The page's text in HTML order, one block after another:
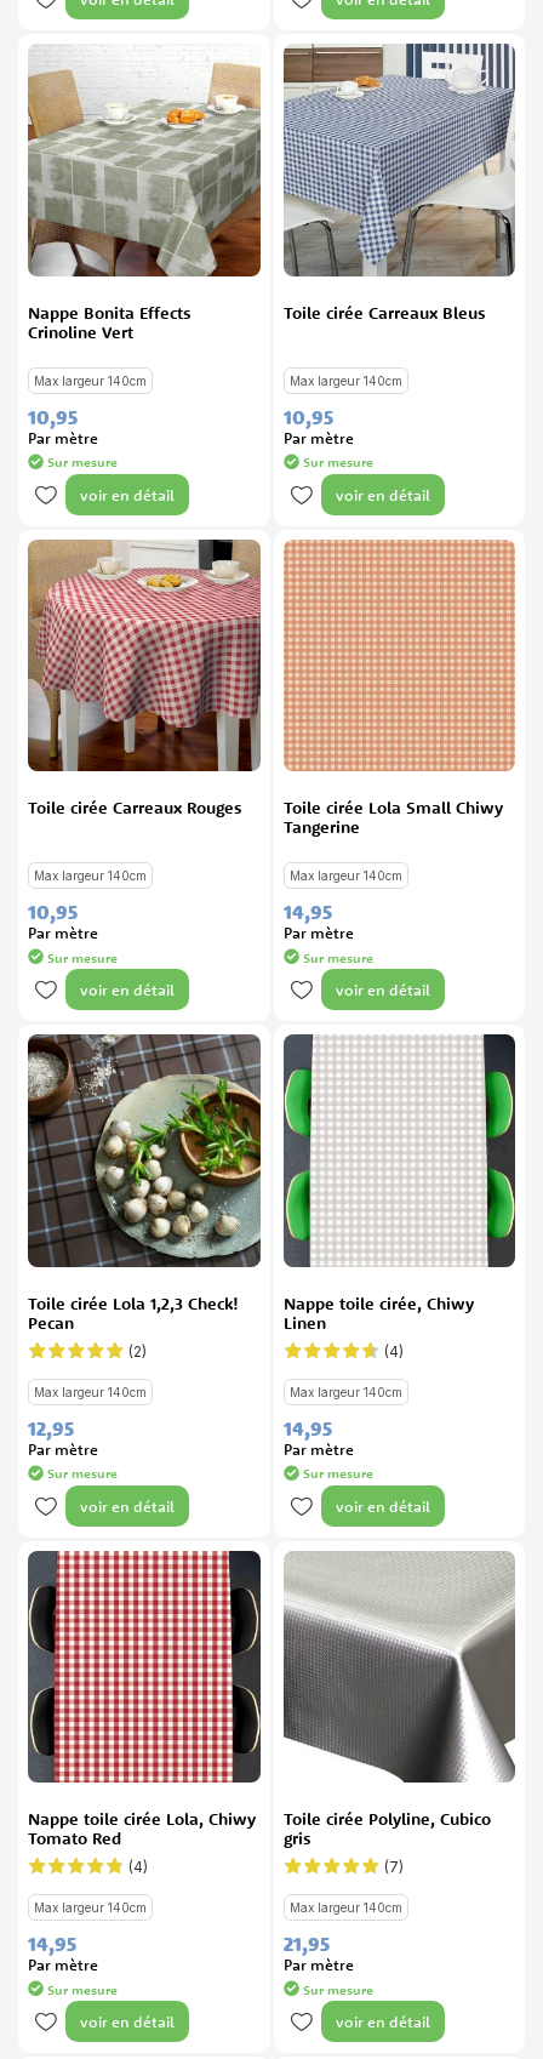
Nappe Bonita Effects
Crinoline Vert
Max largeur 140cm
10,95
Par mètre
Sur mesure
voir en détail
Toile cirée Carreaux Bleus
Max largeur 140cm
10,95
Par mètre
Sur mesure
voir en détail
Toile cirée Carreaux Rouges
Max largeur 140cm
10,95
Par mètre
Sur mesure
voir en détail
Toile cirée Lola Small Chiwy
Tangerine
Max largeur 140cm
14,95
Par mètre
Sur mesure
voir en détail
Toile cirée Lola 1,2,3 Check!
Pecan
Évaluation: (2)
Max largeur 140cm
12,95
Par mètre
Sur mesure
voir en détail
Nappe toile cirée, Chiwy
Linen
Évaluation: (4)
Max largeur 140cm
14,95
Par mètre
Sur mesure
voir en détail
Nappe toile cirée Lola, Chiwy
Tomato Red
Évaluation: (4)
Max largeur 140cm
14,95
Par mètre
Sur mesure
voir en détail
Toile cirée Polyline, Cubico
gris
Évaluation: (7)
Max largeur 140cm
21,95
Par mètre
Sur mesure
voir en détail